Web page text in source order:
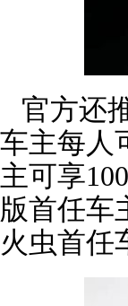
官方还
车主每人
主可享
版首任车
火虫首任